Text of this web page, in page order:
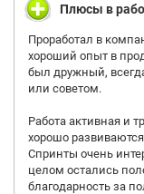
Плюсы в
Проработал в
хороший опыт в
был дружный,
или советом.
Работа активная и
хорошо
Спринты очень
целом остались
благодарность за